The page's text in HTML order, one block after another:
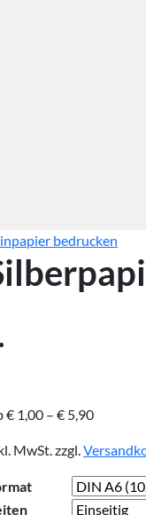
bedrucken
€ 1,00 – € 5,90
MwSt.zzgl.